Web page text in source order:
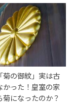
菊の御紋」実は古
かった！皇室の家
になったのか？